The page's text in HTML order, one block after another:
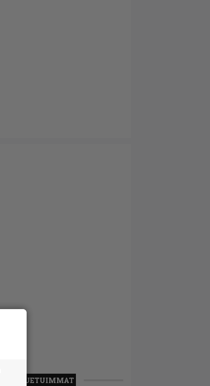
LUETUIMMAT